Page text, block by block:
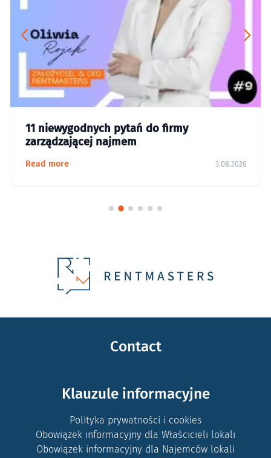
11 niewygodnych pytań do firmy
zarządzającej najmem
Read more 3.08.2026
Contact
Klauzule informacyjne
Polityka prywatności i cookies
Obowiązek informacyjny dla Właścicieli lokali
Obowiązek informacyjny dla Najemców lokali